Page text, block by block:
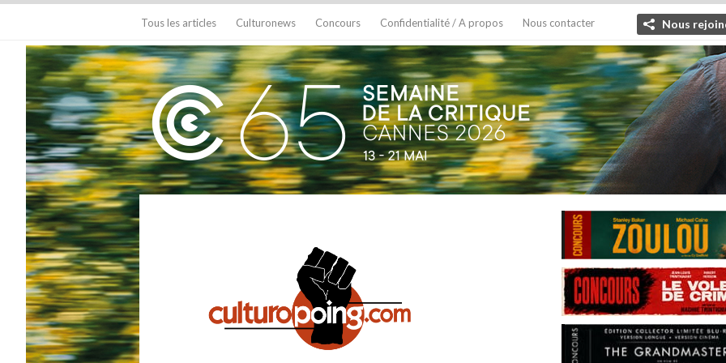
Tous les articles Culturonews Concours Confidentialité / A propos Nous contacter Nous